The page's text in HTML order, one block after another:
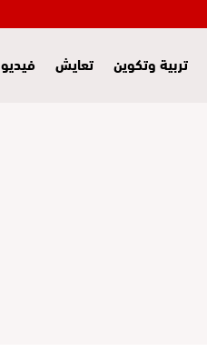
تربية وتكوين تعايش فيديو